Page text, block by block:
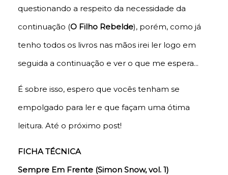
questionando a respeito da necessidade da
continuação (O Filho Rebelde), porém, como já
tenho todos os livros nas mãos irei ler logo em
seguida a continuação e ver o que me espera...
É sobre isso, espero que vocês tenham se
empolgado para ler e que façam uma ótima
leitura. Até o próximo post!
FICHA TÉCNICA
Sempre Em Frente (Simon Snow, vol. 1)